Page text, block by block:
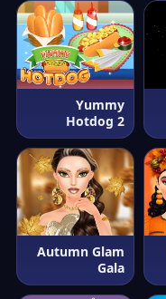
Yummy
Hotdog 2
Autumn Glam
Gala